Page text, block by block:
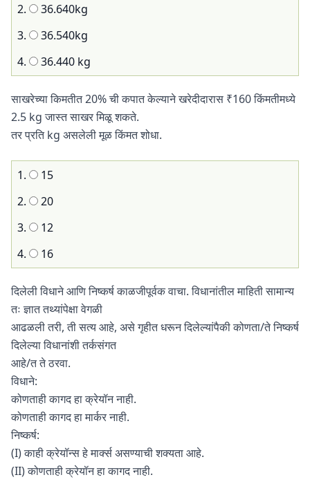
2.
36.640kg
3.
36.540kg
4.
36.440 kg
साखरेच्या किमतीत 20% ची कपात केल्याने खरेदीदारास ₹160 किंमतीमध्ये
2.5 kg जास्त साखर मिळू शकते.
तर प्रति kg असलेली मूळ किंमत शोधा.
1.
15
2.
20
3.
12
4.
16
दिलेली विधाने आणि निष्कर्ष काळजीपूर्वक वाचा. विधानांतील माहिती सामान्य
तः ज्ञात तथ्यांपेक्षा वेगळी
आढळली तरी, ती सत्य आहे, असे गृहीत धरून दिलेल्यांपैकी कोणता/ते निष्कर्ष
दिलेल्या विधानांशी तर्कसंगत
आहे/त ते ठरवा.
विधाने:
कोणताही कागद हा क्रेयॉन नाही.
कोणताही कागद हा मार्कर नाही.
निष्कर्ष:
(I) काही क्रेयॉन्स हे मार्क्स असण्याची शक्‍यता आहे.
(II) कोणताही क्रेयॉन हा कागद नाही.